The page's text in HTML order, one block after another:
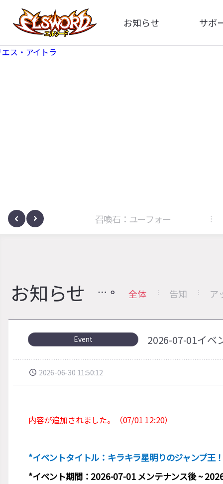
お知らせ
全体
サポ
サノヴァ 召喚石：ユーフォー
お知らせ 全体 告知 ア
Event 2026-07-01イベ
2026-06-30 11:50:12
内容が追加されました。（07/01 12:20）
*イベントタイトル：キラキラ星明りのジャンプ王
*イベント期間：2026-07-01 メンテナンス後 ~